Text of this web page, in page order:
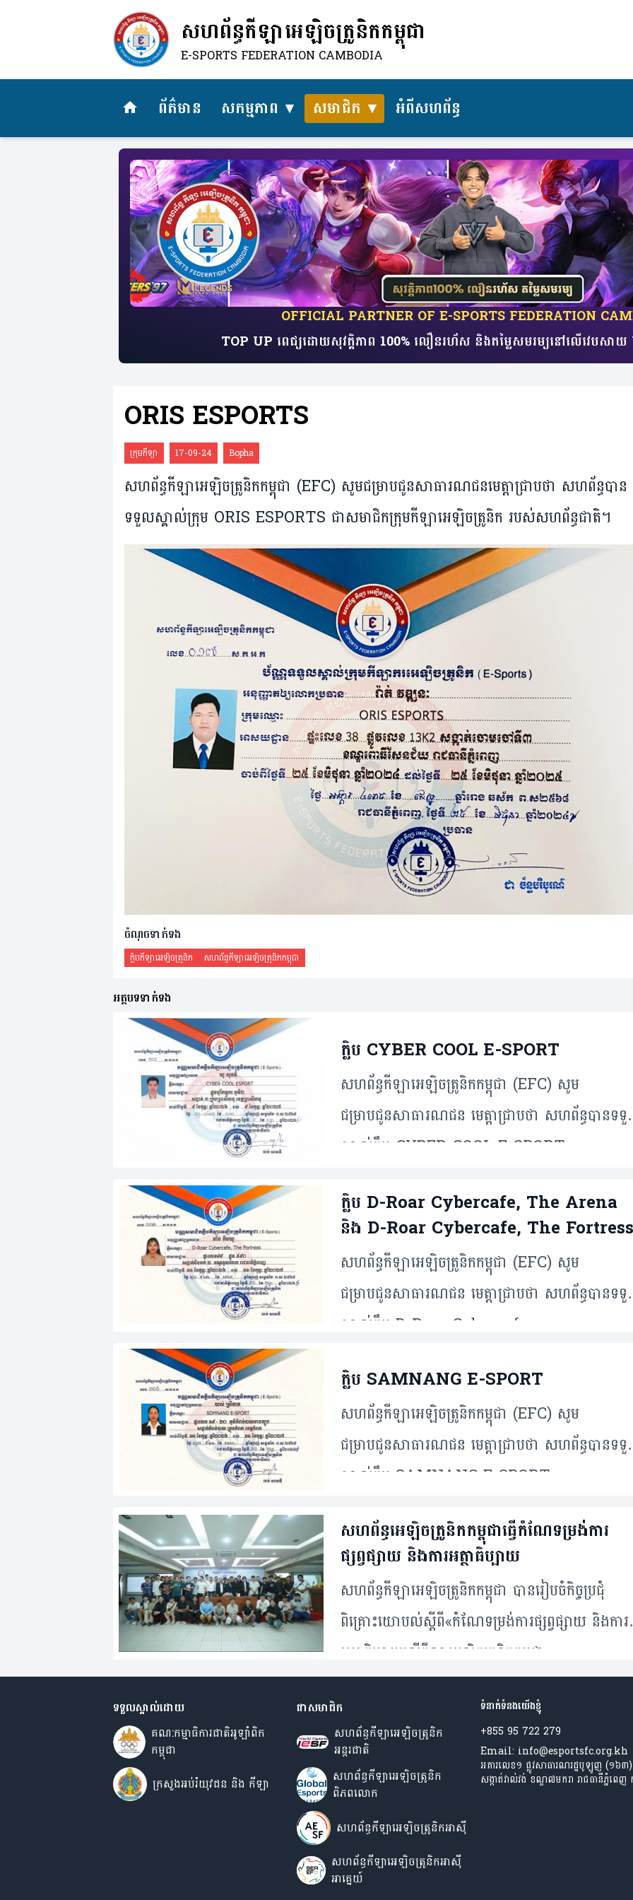
សហព័ន្ធកីឡាអេឡិចត្រូនិកកម្ពុជា
E-SPORTS FEDERATION CAMBODIA
home ព័ត៌មាន សកម្មភាព សមាជិក អំពីសហព័ន្ធ​
​OFFICIAL PARTNER OF E-SPORTS FEDERATION
TOP UP ពេជ្យដោយសុវត្តិភាព 100% លឿនរហ័ស​ និងតម្លៃសមរម្យ​​នៅលើវេបសា
ORIS ESPORTS
ក្រុមកីឡា 17-09-24 Bopha
សហព័ន្ធកីឡាអេឡិចត្រូនិកកម្ពុជា (EFC) សូមជម្រាបជូនសាធារណជនមេត្តាជ្រាបថា សហព័ន្ធបាន
ទទួលស្គាល់ក្រុម ORIS ESPORTS ជាសមាជិកក្រុមកីឡាអេឡិចត្រូនិក របស់សហព័ន្ធជាតិ។
ចំណុចទាក់ទង
ក្លិបកីឡាអេឡិចត្រូនិក សហព័ន្ធកីឡាអេឡិចត្រូនិកកម្ពុជា
អត្ថបទទាក់ទង
ក្លិប CYBER COOL E-SPORT
សហព័ន្ធកីឡាអេឡិចត្រូនិកកម្ពុជា (EFC) សូម
ជម្រាបជូនសាធារណជន មេត្តាជ្រាបថា សហព័ន្ធបានទ
ស្គាល់ក្លឹប CYBER COOL E-SPORT
ក្លិប D-Roar Cybercafe, The Arena
និង D-Roar Cybercafe, The Fortress
សហព័ន្ធកីឡាអេឡិចត្រូនិកកម្ពុជា (EFC) សូម
ជម្រាបជូនសាធារណជន មេត្តាជ្រាបថា សហព័ន្ធបានទ
ស្គាល់ក្លឹប D-Roar Cybercafe,
ក្លិប SAMNANG E-SPORT
សហព័ន្ធកីឡាអេឡិចត្រូនិកកម្ពុជា (EFC) សូម
ជម្រាបជូនសាធារណជន មេត្តាជ្រាបថា សហព័ន្ធបានទ
ស្គាល់ក្លឹប SAMNANG E-SPORT
សហព័ន្ធអេឡិចត្រូនិក​កម្ពុជា​​ធ្វើ​កំណែទម្រង់ការ​
ផ្សព្វផ្សាយ និង​ការ​អត្ថាធិប្បាយ
សហព័ន្ធ​កីឡា​អេឡិចត្រូនិក​កម្ពុជា បាន​រៀបចំ​កិច្ច​ប្រជុំ​
ពិគ្រោះ​យោបល់​ស្តីពី«កំណែទម្រង់​ការផ្សព្វផ្សាយ និង​ការ​
អត្ថាធិប្បាយ​លើ​កីឡា​អេឡិចត្រូនិកកម្ពុជា»
ទទួលស្គាល់ដោយ
គណ:កម្មាធិការជាតិអូឡាំពិក
កម្ពុជា
ក្រសួងអប់រំយុវជន​ និង កីឡា
ជាសមាជិក
សហព័ន្ធកីឡាអេឡិចត្រូនិក
អន្តរជាតិ
សហព័ន្ធកីឡាអេឡិចត្រូនិក
ពិភពលោក
សហព័ន្ធកីឡាអេឡិចត្រូនិកអាស៊ី
សហព័ន្ធ​កីឡា​​អេឡិចត្រូនិក​អាស៊ី​
អាគ្នេយ៍
ទំនាក់ទំនងយើងខ្ញុំ
+855 95 722 279
Email: info@esportsfc.org.kh
អគារលេខ១ ផ្លូវសាធារណរដ្ឋបូឡូញ (១៦៣)
សង្កាត់វាល់វង់ ខណ្ឌ៧មករា រាជធានីភ្នំពេញ